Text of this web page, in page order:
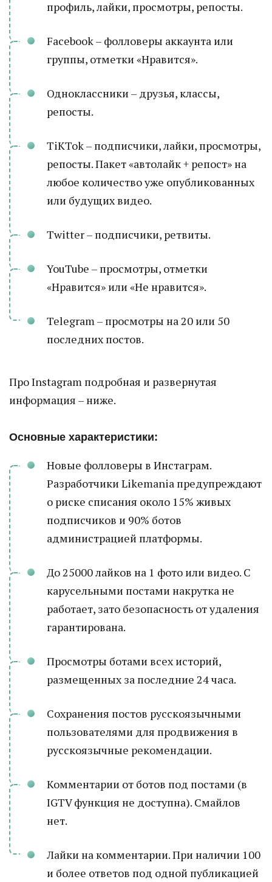
профиль, лайки, просмотры, репосты.
Facebook – фолловеры аккаунта или
группы, отметки «Нравится».
Одноклассники – друзья, классы,
репосты.
TiKTok – подписчики, лайки, просмотры,
репосты. Пакет «автолайк + репост» на
любое количество уже опубликованных
или будущих видео.
Twitter – подписчики, ретвиты.
YouTube – просмотры, отметки
«Нравится» или «Не нравится».
Telegram – просмотры на 20 или 50
последних постов.
Про Instagram подробная и развернутая
информация – ниже.
Основные характеристики:
Новые фолловеры в Инстаграм.
Разработчики Likemania предупреждают
о риске списания около 15% живых
подписчиков и 90% ботов
администрацией платформы.
До 25000 лайков на 1 фото или видео. С
карусельными постами накрутка не
работает, зато безопасность от удаления
гарантирована.
Просмотры ботами всех историй,
размещенных за последние 24 часа.
Сохранения постов русскоязычными
пользователями для продвижения в
русскоязычные рекомендации.
Комментарии от ботов под постами (в
IGTV функция не доступна). Смайлов
нет.
Лайки на комментарии. При наличии 100
и более ответов под одной публикацией